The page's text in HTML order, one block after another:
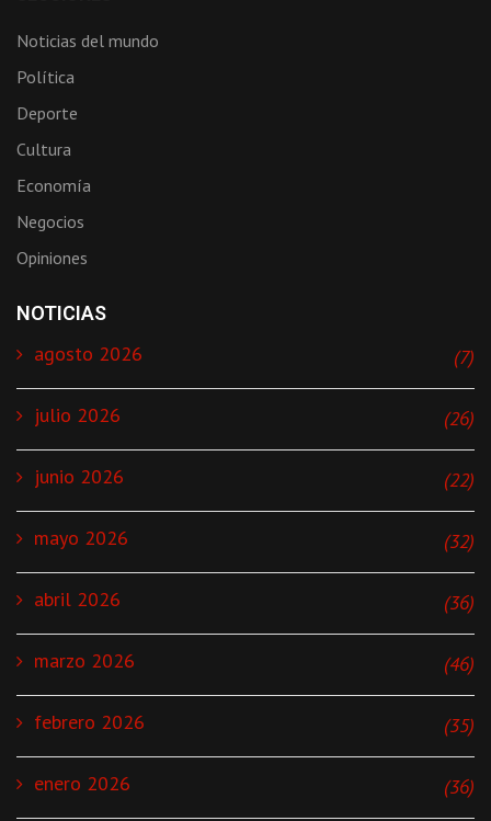
Noticias del mundo
Política
Deporte
Cultura
Economía
Negocios
Opiniones
NOTICIAS
agosto 2026 (7)
julio 2026 (26)
junio 2026 (22)
mayo 2026 (32)
abril 2026 (36)
marzo 2026 (46)
febrero 2026 (35)
enero 2026 (36)